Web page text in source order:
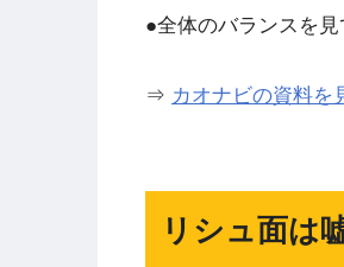
●全体のバランスを見
⇒ カオナビの資料を
リシュ面は